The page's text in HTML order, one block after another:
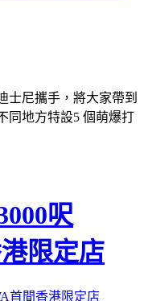
士尼攜手，將大家帶到
同地方特設5 個萌爆打
呎
限定店